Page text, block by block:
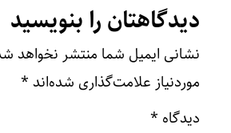
دیدگاهتان را بنویسید
نشانی ایمیل شما منتشر نخواهد
موردنیاز علامت‌گذاری شده‌اند *
دیدگاه *